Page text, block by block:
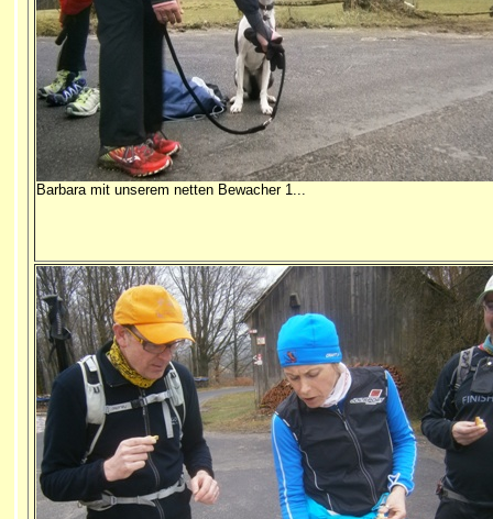
Barbara mit unserem netten Bewacher 1...